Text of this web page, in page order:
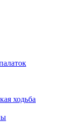
ходьба